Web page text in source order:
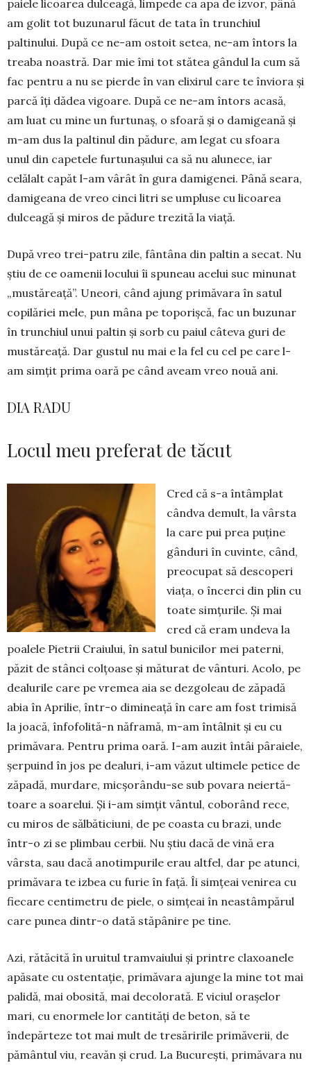
paiele licoarea dulceagă, limpede ca apa de izvor, până
am golit tot buzunarul făcut de tata în trunchiul
paltinului. După ce ne-am ostoit setea, ne-am întors la
treaba noastră. Dar mie îmi tot stătea gândul la cum să
fac pentru a nu se pierde în van elixirul care te înviora și
parcă îți dădea vigoare. După ce ne-am întors acasă,
am luat cu mine un furtunaș, o sfoară și o damigeană și
m-am dus la paltinul din pădure, am legat cu sfoara
unul din capetele furtunașului ca să nu alunece, iar
celălalt capăt l-am vârât în gura damigenei. Până seara,
damigeana de vreo cinci litri se umpluse cu licoarea
dulceagă și miros de pădure trezită la viață.
După vreo trei-patru zile, fântâna din paltin a secat. Nu
știu de ce oamenii locului îi spuneau ace­lui suc minunat
„mustăreață”. Uneori, când ajung primăvara în satul
copilăriei mele, pun mâna pe toporișcă, fac un buzunar
în trunchiul unui paltin și sorb cu paiul câteva guri de
mustăreață. Dar gustul nu mai e la fel cu cel pe care l-
am simțit prima oară pe când aveam vreo nouă ani.
DIA RADU
Locul meu preferat de tăcut
Cred că s-a întâmplat
cândva demult, la vârsta
la care pui prea puține
gânduri în cuvinte, când,
preo­cu­pat să descoperi
viața, o încerci din plin cu
toa­te sim­țurile. Și mai
cred că eram undeva la
poa­lele Pie­trii Craiului, în satul bunicilor mei paterni,
păzit de stânci colțoase și măturat de vânturi. Acolo, pe
dea­lu­rile care pe vremea aia se dezgoleau de zăpa­dă
abia în Aprilie, într-o dimineață în care am fost trimisă
la joacă, înfofolită-n năframă, m-am întâlnit și eu cu
primăvara. Pentru prima oară. I-am auzit întâi pâra­iele,
șerpuind în jos pe dealuri, i-am văzut ultimele petice de
zăpadă, murdare, micșorân­du-se sub povara neiertă­
toa­re a soare­lui. Și i-am simțit vântul, coborând rece,
cu miros de săl­băti­ciuni, de pe coasta cu brazi, unde
într-o zi se plim­bau cer­bii. Nu știu da­că de vină era
vârsta, sau dacă ano­tim­pu­rile erau altfel, dar pe atunci,
primă­vara te izbea cu furie în față. Îi simțeai venirea cu
fiecare centimetru de piele, o simțeai în ne­as­tâmpărul
care punea dintr-o dată stăpânire pe tine.
Azi, rătăcită în uruitul tram­va­iului și printre claxoanele
apăsate cu osten­tație, primăvara ajunge la mine tot mai
palidă, mai obosită, mai deco­lorată. E viciul orașelor
mari, cu enor­mele lor cantități de beton, să te
îndepărteze tot mai mult de tresăririle pri­măverii, de
pământul viu, reavăn și crud. La Bu­curești, primăvara nu